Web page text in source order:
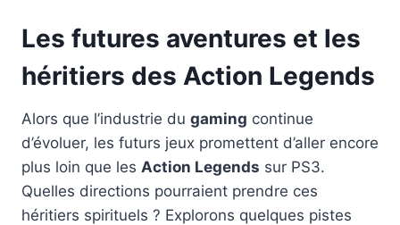
Les futures aventures et les
héritiers des Action Legends
Alors que l’industrie du gaming continue
d’évoluer, les futurs jeux promettent d’aller encore
plus loin que les Action Legends sur PS3.
Quelles directions pourraient prendre ces
héritiers spirituels ? Explorons quelques pistes